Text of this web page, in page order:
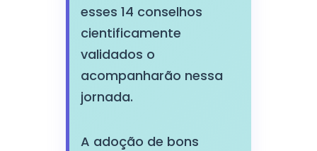
esses 14 conselhos
cientificamente
validados o
acompanharão nessa
jornada.
A adoção de bons